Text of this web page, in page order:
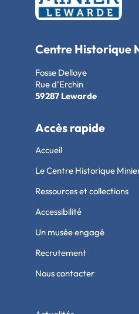
Centre Historique
Fosse Delloye
Rue d’Erchin
59287 Lewarde
Accès rapide
Accueil
Le Centre Historique
Ressources et collections
Accessibilité
Un musée engagé
Recrutement
Nous contacter